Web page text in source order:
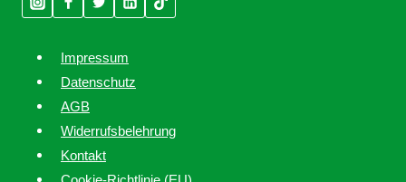
Impressum
Datenschutz
AGB
Widerrufsbelehrung
Kontakt